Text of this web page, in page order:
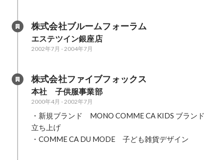
株式会社ブルームフォーラム
エステツイン銀座店
2002年7月 - 2004年7月
株式会社ファイブフォックス
本社　子供服事業部
2000年4月 - 2002年7月
・新規ブランド　MONO COMME CA KIDS ブランド
立ち上げ
・COMME CA DU MODE　子ども雑貨デザイン